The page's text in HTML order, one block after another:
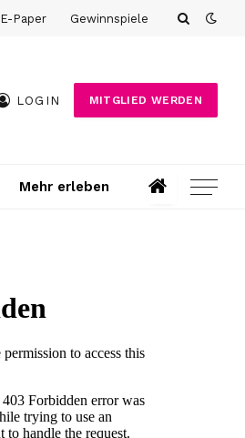
E-Paper Gewinnspiele
LOGIN MITGLIED WERDEN
Mehr erleben